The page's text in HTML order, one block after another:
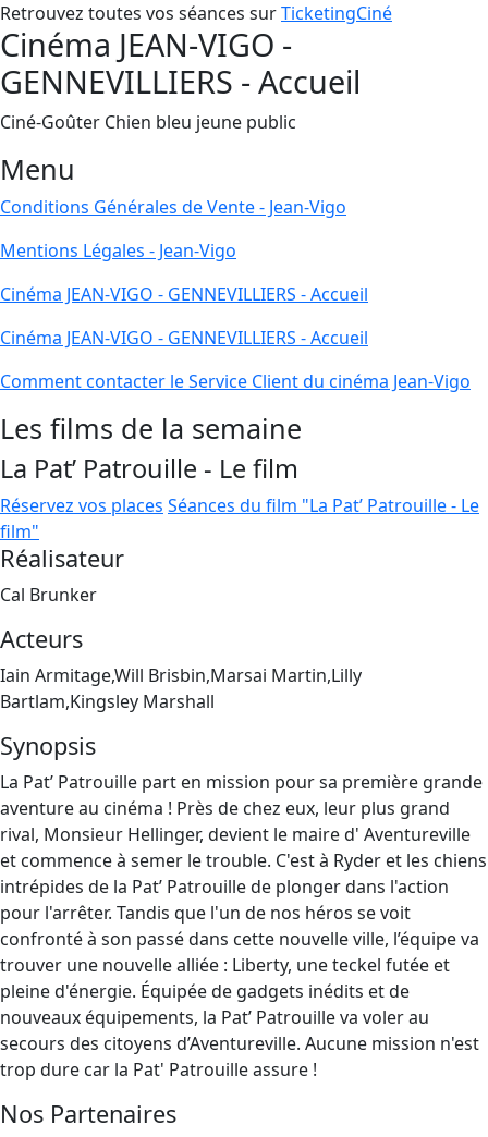
Retrouvez toutes vos séances surTicketingCiné
Cinéma JEAN-VIGO -
GENNEVILLIERS - Accueil
Ciné-Goûter Chien bleu jeune public
Menu
Conditions Générales de Vente - Jean-Vigo
Mentions Légales - Jean-Vigo
Cinéma JEAN-VIGO - GENNEVILLIERS - Accueil
Cinéma JEAN-VIGO - GENNEVILLIERS - Accueil
Comment contacter le Service Client du cinéma Jean-Vigo
Les films de la semaine
La Pat’ Patrouille - Le film
Réservez vos places Séances du film "La Pat’ Patrouille - Le
film"
Réalisateur
Cal Brunker
Acteurs
Iain Armitage,Will Brisbin,Marsai Martin,Lilly
Bartlam,Kingsley Marshall
Synopsis
La Pat’ Patrouille part en mission pour sa première grande
aventure au cinéma ! Près de chez eux, leur plus grand
rival, Monsieur Hellinger, devient le maire d' Aventureville
et commence à semer le trouble. C'est à Ryder et les chiens
intrépides de la Pat’ Patrouille de plonger dans l'action
pour l'arrêter. Tandis que l'un de nos héros se voit
confronté à son passé dans cette nouvelle ville, l’équipe va
trouver une nouvelle alliée : Liberty, une teckel futée et
pleine d'énergie. Équipée de gadgets inédits et de
nouveaux équipements, la Pat’ Patrouille va voler au
secours des citoyens d’Aventureville. Aucune mission n'est
trop dure car la Pat' Patrouille assure !
Nos Partenaires